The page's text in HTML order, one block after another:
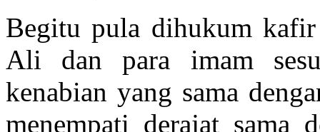
Begitu pula dihukum kafir
Ali dan para imam
kenabian yang sama
menempati derajat sama